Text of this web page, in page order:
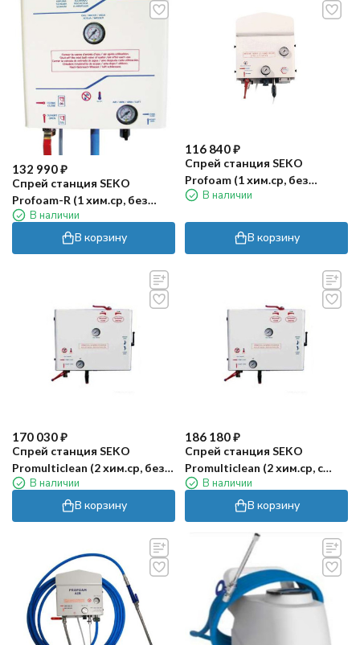
132 990₽
Спрей станция SEKO
Profoam-R (1 хим.ср, без
аксессуаров)
В наличии
В корзину
116 840₽
Спрей станция SEKO
Profoam (1 хим.ср, без
аксессуаров)
В наличии
В корзину
170 030₽
Спрей станция SEKO
Promulticlean (2 хим.ср, без
аксессуаров)
В наличии
В корзину
186 180₽
Спрей станция SEKO
Promulticlean (2 хим.ср, с
защитой от противотока,
без аксессуаров)
В наличии
В корзину